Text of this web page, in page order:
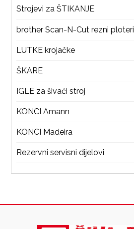
Strojevi za ŠTIKANJE
brother Scan-N-Cut rezni ploteri
LUTKE krojačke
ŠKARE
IGLE za šivaći stroj
KONCI Amann
KONCI Madeira
Rezervni servisni dijelovi